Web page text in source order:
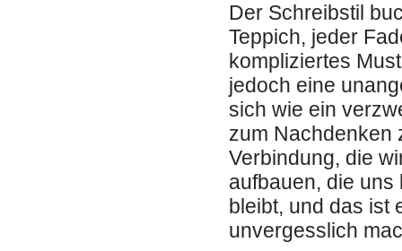
Der Schreibstil
Teppich, jeder
kompliziertes
jedoch eine
sich wie ein
zum Nachdenken
Verbindung, die
aufbauen, die
bleibt, und das ist
unvergesslich